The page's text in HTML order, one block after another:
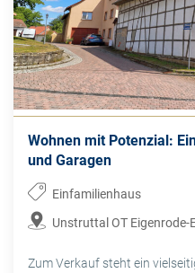
Wohnen mit Potenzial:
und Garagen
Einfamilienhaus
Unstruttal OT Eigenrode-
Zum Verkauf steht ein